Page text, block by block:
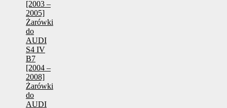
[2003 –
2005]
Żarówki
do
AUDI
S4 IV
B7
[2004 –
2008]
Żarówki
do
AUDI